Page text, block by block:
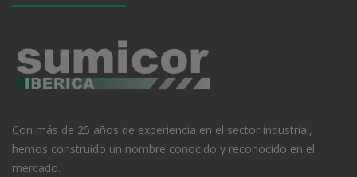
Con más de 25 años de experiencia en el sector industrial,
hemos construido un nombre conocido y reconocido en el
mercado.